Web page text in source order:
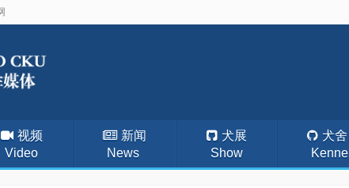
视频
Video
新闻
News
犬展
Show
犬舍
Kennel